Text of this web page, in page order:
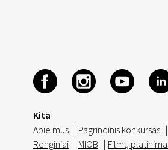
Kita
Apie mus | Pagrindinis konkursas |
Renginiai | MIOB | Filmų